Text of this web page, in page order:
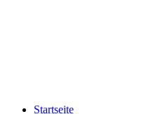
Startseite